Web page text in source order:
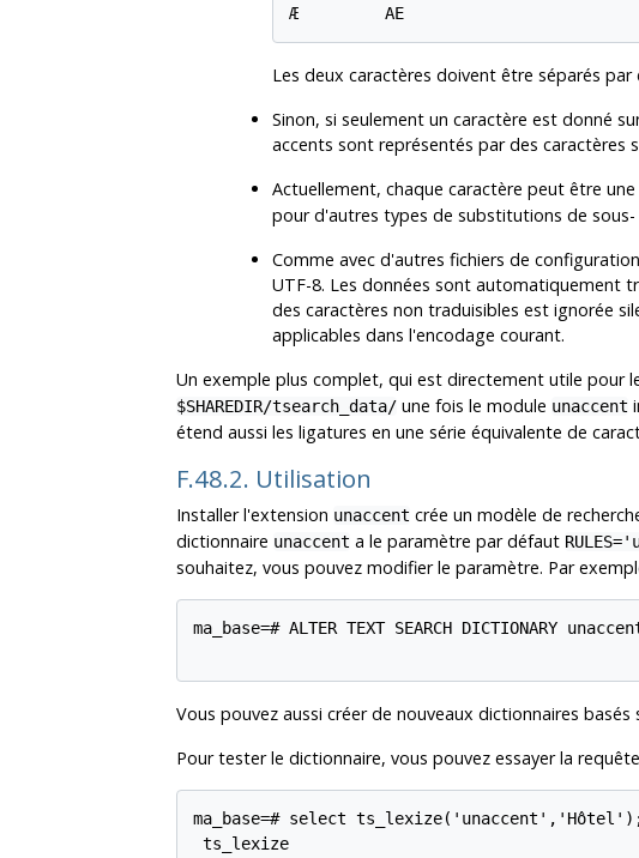
Æ         AE
Les deux caractères doivent être séparés
Sinon, si seulement un caractère est donné
accents sont représentés par des caractères
Actuellement, chaque caractère peut être
pour d'autres types de substitutions de sous-
Comme avec d'autres fichiers de
UTF-8. Les données sont automatiquement
des caractères non traduisibles est ignorée
applicables dans l'encodage courant.
Un exemple plus complet, qui est directement utile pour
$SHAREDIR/tsearch_data/ une fois le module unaccent
étend aussi les ligatures en une série équivalente de
F.48.2. Utilisation
Installer l'extension unaccent crée un modèle de
dictionnaire unaccent a le paramètre par défaut
souhaitez, vous pouvez modifier le paramètre. Par
ma_base=# ALTER TEXT SEARCH DICTIONARY
Vous pouvez aussi créer de nouveaux dictionnaires basés
Pour tester le dictionnaire, vous pouvez essayer la
ma_base=# select
ts_lexize